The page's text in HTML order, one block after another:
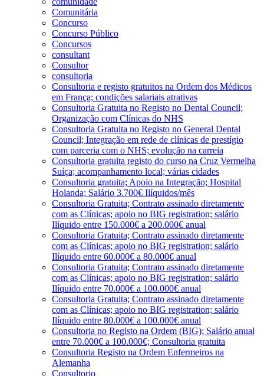
Comunitária
Concurso
Concurso Público
Concursos
consultant
Consultor
consultoria
Consultoria e registo gratuitos na Ordem dos Médicos
em França; condições salariais atrativas
Consultoria Gratuita no Registo no Dental Council;
Organização com Clínicas do NHS
Consultoria Gratuita no Registo no General Dental
Council; Integração em rede de clínicas de prestígio
com parceria com o NHS; evolução na carreia
Consultoria gratuita registo do curso na Cruz Vermelha
Suíça; acompanhamento local; várias cidades
Consultoria gratuita; Apoio na Integração; Hospital
Holanda; Salário 3.700€ Ilíquidos/mês
Consultoria Gratuita; Contrato assinado diretamente
com as Clínicas; apoio no BIG registration; salário
Ilíquido entre 150.000€ a 200.000€ anual
Consultoria Gratuita; Contrato assinado diretamente
com as Clínicas; apoio no BIG registration; salário
Ilíquido entre 60.000€ a 80.000€ anual
Consultoria Gratuita; Contrato assinado diretamente
com as Clínicas; apoio no BIG registration; salário
Ilíquido entre 70.000€ a 100.000€ anual
Consultoria Gratuita; Contrato assinado diretamente
com as Clínicas; apoio no BIG registration; salário
Ilíquido entre 80.000€ a 100.000€ anual
Consultoria no Registo na Ordem (BIG); Salário anual
entre 70.000€ a 100.000€; Consultoria gratuita
Consultoria Registo na Ordem Enfermeiros na
Alemanha
Consultorio